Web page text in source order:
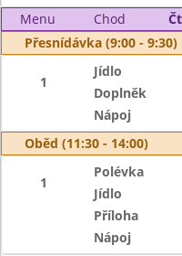
Menu
Chod
Přesnídávka (9:00 - 9:30)
1
Jídlo
Doplněk
Nápoj
Oběd (11:30 - 14:00)
1
Polévka
Jídlo
Příloha
Nápoj